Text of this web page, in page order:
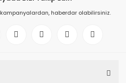
haberdar olabilirsiniz.